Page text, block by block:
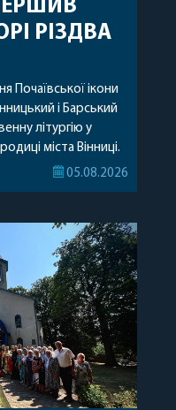
РІЗДВА
Почаївської ікони
і Барський
літургію у
міста Вінниці.
підносилися
за воїнів, які
05.08.2026